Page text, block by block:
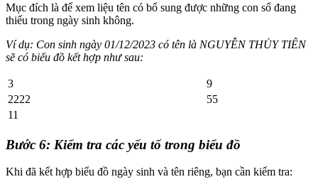
Mục đích là để xem liệu tên có bổ sung được những con số đang
thiếu trong ngày sinh không.
Ví dụ: Con sinh ngày 01/12/2023 có tên là NGUYỄN THỦY TIÊN
sẽ có biểu đồ kết hợp như sau:
3
9
2222
55
11
Bước 6: Kiểm tra các yếu tố trong biểu đồ
Khi đã kết hợp biểu đồ ngày sinh và tên riêng, bạn cần kiểm tra: